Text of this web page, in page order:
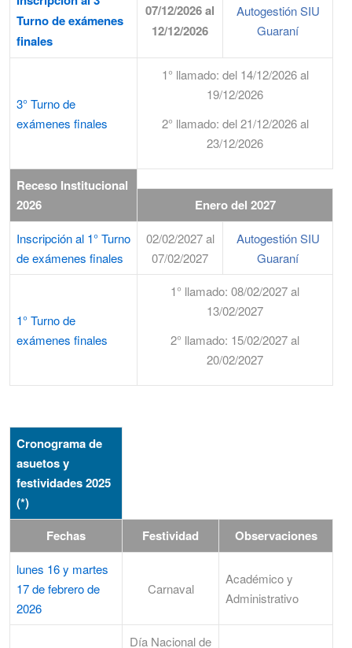
Turno de exámenes
finales
07/12/2026 al
12/12/2026
Autogestión SIU
Guaraní
3° Turno de
exámenes finales
1° llamado: del 14/12/2026 al
19/12/2026
2° llamado: del 21/12/2026 al
23/12/2026
Receso Institucional
2026
Enero del 2027
Inscripción al 1° Turno
de exámenes finales
02/02/2027 al
07/02/2027
Autogestión SIU
Guaraní
1° Turno de
exámenes finales
1° llamado: 08/02/2027 al
13/02/2027
2° llamado: 15/02/2027 al
20/02/2027
Cronograma de
asuetos y
festividades 2025
(*)
Fechas
Festividad Observaciones
lunes 16 y martes
17 de febrero de
2026
Carnaval
Académico y
Administrativo
Día Nacional de